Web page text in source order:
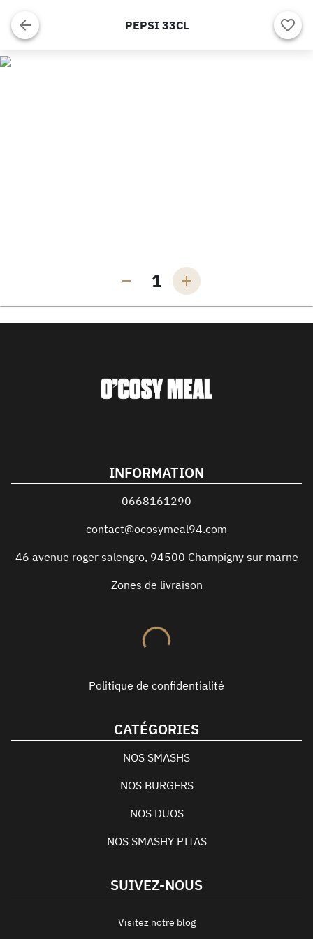
PEPSI 33CL
1
INFORMATION
0668161290
contact@ocosymeal94.com
46 avenue roger salengro, 94500 Champigny sur marne
Zones de livraison
Politique de confidentialité
CATÉGORIES
NOS SMASHS
NOS BURGERS
NOS DUOS
NOS SMASHY PITAS
SUIVEZ-NOUS
Visitez notre blog